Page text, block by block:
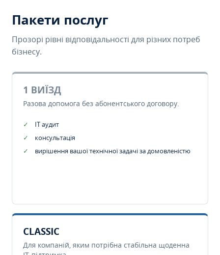
Пакети послуг
Прозорі рівні відповідальності для різних потреб
бізнесу.
1 ВИЇЗД
Разова допомога без абонентського договору.
IT аудит
консультація
вирішення вашої технічної задачі за домовленістю
CLASSIC
Для компаній, яким потрібна стабільна щоденна